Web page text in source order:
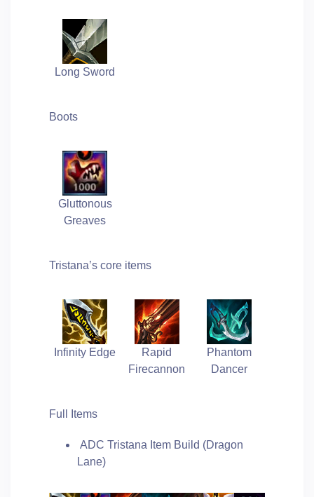
Long Sword
Boots
Gluttonous
Greaves
Tristana’s core items
Infinity Edge
Rapid
Firecannon
Phantom
Dancer
Full Items
ADC Tristana Item Build (Dragon
Lane)